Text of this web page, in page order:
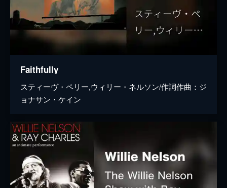
Faithfully
スティーヴ・ペリー,ウィリー・ネルソン/作詞作曲：ジ
ョナサン・ケイン